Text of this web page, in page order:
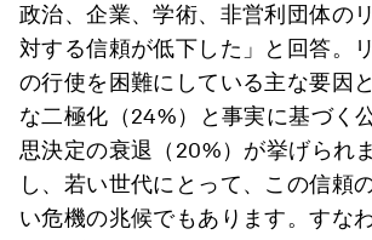
政治、企業、学術、非営利団体の
対する信頼が低下した」と回答。
の行使を困難にしている主な要因
な二極化（24%）と事実に基づく
思決定の衰退（20%）が挙げられ
し、若い世代にとって、この信頼
い危機の兆候でもあります。すな